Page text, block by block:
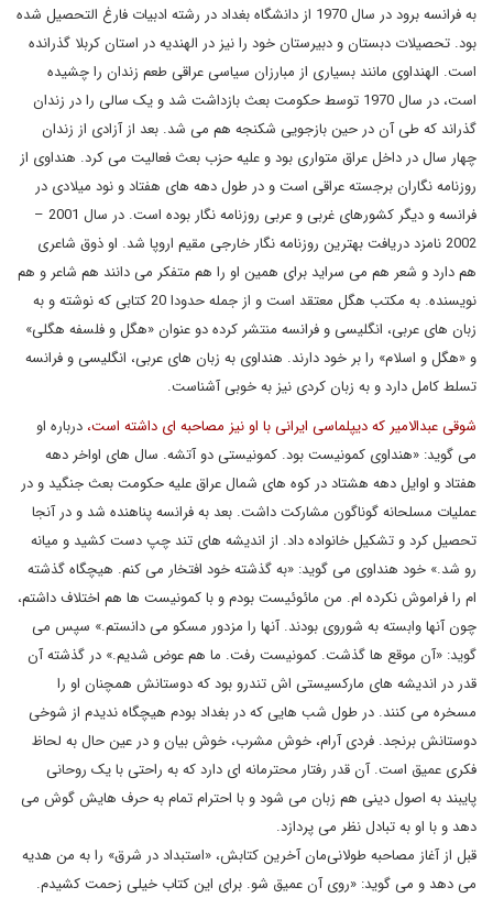
به فرانسه برود در سال 1970 از دانشگاه بغداد در رشته ادبیات فارغ التحصیل شده
بود. تحصیلات دبستان و دبیرستان خود را نیز در الهندیه در استان کربلا گذرانده
است. الهنداوی مانند بسیاری از مبارزان سیاسی عراقی طعم زندان را چشیده
است، در سال 1970 توسط حکومت بعث بازداشت شد و یک سالی را در زندان
گذراند که طی آن در حین بازجویی شکنجه هم می شد. بعد از آزادی از زندان
چهار سال در داخل عراق متواری بود و علیه حزب بعث فعالیت می کرد. هنداوی از
روزنامه نگاران برجسته عراقی است و در طول دهه های هفتاد و نود میلادی در
فرانسه و دیگر کشورهای غربی و عربی روزنامه نگار بوده است. در سال 2001 –
2002 نامزد دریافت بهترین روزنامه نگار خارجی مقیم اروپا شد. او ذوق شاعری
هم دارد و شعر هم می سراید برای همین او را هم متفکر می دانند هم شاعر و هم
نویسنده. به مکتب هگل معتقد است و از جمله حدودا 20 کتابی که نوشته و به
زبان های عربی، انگلیسی و فرانسه منتشر کرده دو عنوان «هگل و فلسفه هگلی»
و «هگل و اسلام» را بر خود دارند. هنداوی به زبان های عربی، انگلیسی و فرانسه
تسلط کامل دارد و به زبان کردی نیز به خوبی آشناست.
شوقی عبدالامیر که دیپلماسی ایرانی با او نیز مصاحبه ای داشته است، درباره او
می گوید: «هنداوی کمونیست بود. کمونیستی دو آتشه. سال های اواخر دهه
هفتاد و اوایل دهه هشتاد در کوه های شمال عراق علیه حکومت بعث جنگید و در
عملیات مسلحانه گوناگون مشارکت داشت. بعد به فرانسه پناهنده شد و در آنجا
تحصیل کرد و تشکیل خانواده داد. از اندیشه های تند چپ دست کشید و میانه
رو شد.» خود هنداوی می گوید: «به گذشته خود افتخار می کنم. هیچگاه گذشته
ام را فراموش نکرده ام. من مائوئیست بودم و با کمونیست ها هم اختلاف داشتم،
چون آنها وابسته به شوروی بودند. آنها را مزدور مسکو می دانستم.» سپس می
گوید: «آن موقع ها گذشت. کمونیست رفت. ما هم عوض شدیم.» در گذشته آن
قدر در اندیشه های مارکسیستی اش تندرو بود که دوستانش همچنان او را
مسخره می کنند. در طول شب هایی که در بغداد بودم هیچگاه ندیدم از شوخی
دوستانش برنجد. فردی آرام، خوش مشرب، خوش بیان و در عین حال به لحاظ
فکری عمیق است. آن قدر رفتار محترمانه ای دارد که به راحتی با یک روحانی
پایبند به اصول دینی هم زبان می شود و با احترام تمام به حرف هایش گوش می
دهد و با او به تبادل نظر می پردازد.
قبل از آغاز مصاحبه طولانی‌مان آخرین کتابش، «استبداد در شرق» را به من هدیه
می دهد و می گوید: «روی آن عمیق شو. برای این کتاب خیلی زحمت کشیدم.